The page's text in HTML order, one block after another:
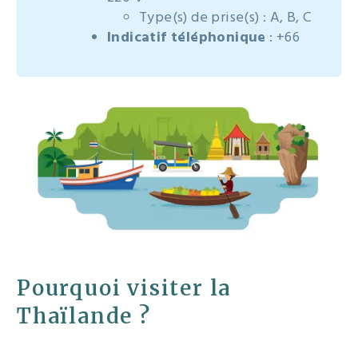
Type(s) de prise(s) : A, B, C
Indicatif téléphonique : +66
Pourquoi visiter la
Thaïlande ?